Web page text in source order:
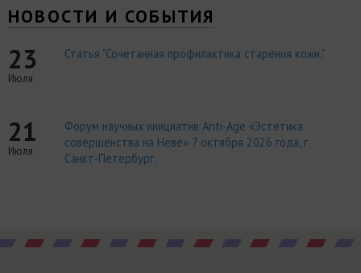
НОВОСТИ И СОБЫТИЯ
23
Июля
Статья "Сочетанная профилактика старения кожи."
21
Июля
Форум научных инициатив Anti-Age «Эстетика
совершенства на Неве» 7 октября 2026 года, г.
Санкт-Петербург.